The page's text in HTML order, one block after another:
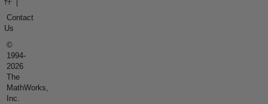
Contact
Us
©
1994-
2026
The
MathWorks,
Inc.